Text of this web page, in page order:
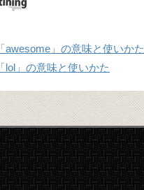
「awesome」の意味と使いかた
「lol」の意味と使いかた